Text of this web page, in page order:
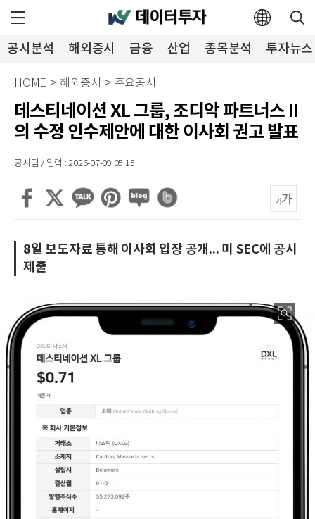
공시분석 해외증시 금융 산업 종목분석 투자뉴스
HOME > 해외증시 > 주요공시
데스티네이션 XL 그룹, 조디악 파트너스 II
의 수정 인수제안에 대한 이사회 권고 발표
공시팀 / 입력 : 2026-07-09 05:15
8일 보도자료 통해 이사회 입장 공개... 미 SEC에 공시
제출